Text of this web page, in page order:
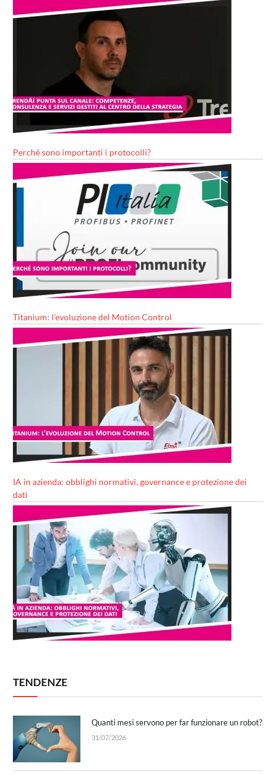
Perché sono importanti i protocolli?
Titanium: l’evoluzione del Motion Control
IA in azienda: obblighi normativi, governance e protezione dei
dati
TENDENZE
Quanti mesi servono per far funzionare un robot?
31/07/2026